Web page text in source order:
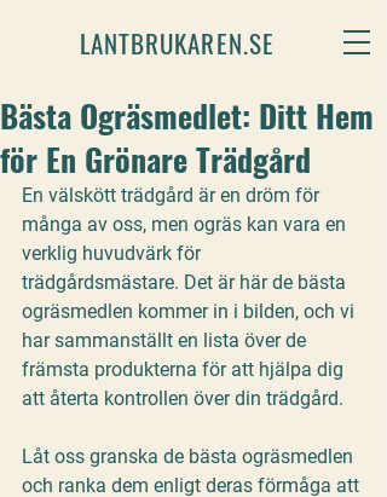
LANTBRUKAREN.SE
Bästa Ogräsmedlet: Ditt Hem
för En Grönare Trädgård
En välskött trädgård är en dröm för
många av oss, men ogräs kan vara en
verklig huvudvärk för
trädgårdsmästare. Det är här de bästa
ogräsmedlen kommer in i bilden, och vi
har sammanställt en lista över de
främsta produkterna för att hjälpa dig
att återta kontrollen över din trädgård.
Låt oss granska de bästa ogräsmedlen
och ranka dem enligt deras förmåga att